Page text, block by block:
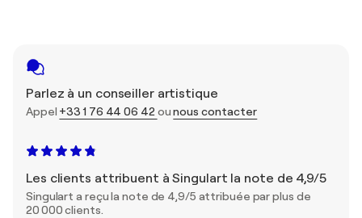
Parlez à un conseiller artistique
Appel +33 1 76 44 06 42 ounous contacter
Les clients attribuent à Singulart la note de 4,9/5
Singulart a reçu la note de 4,9/5 attribuée par plus de
20 000 clients.